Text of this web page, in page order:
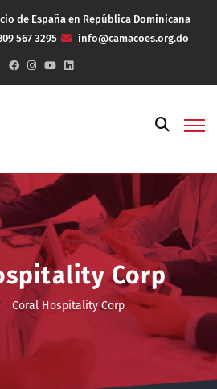
de España en República Dominicana
567 3295
info@camacoes.org.do
Corp
Coral Hospitality Corp